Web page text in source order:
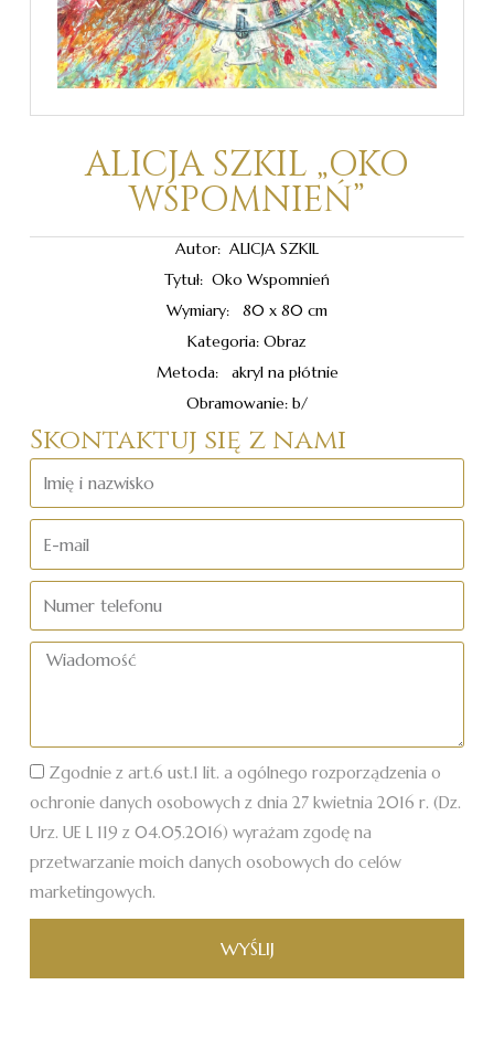
ALICJA SZKIL „OKO
WSPOMNIEŃ”
Autor: ALICJA SZKIL
Tytuł: Oko Wspomnień
Wymiary: 80 x 80 cm
Kategoria: Obraz
Metoda: akryl na płótnie
Obramowanie: b/
Skontaktuj się z nami
i
mail
telefonu
Wiadomość
Zgodnie z art.6 ust.1 lit. a ogólnego rozporządzenia o
ochronie danych osobowych z dnia 27 kwietnia 2016 r. (Dz.
Urz. UE L 119 z 04.05.2016) wyrażam zgodę na
przetwarzanie moich danych osobowych do celów
marketingowych.
WYŚLIJ